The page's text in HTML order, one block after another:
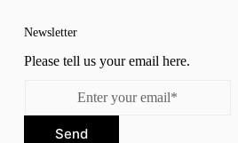
Newsletter
Please tell us your email here.
Send